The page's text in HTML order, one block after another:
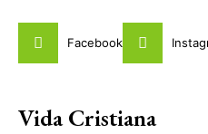
Facebook
Vida Cristiana